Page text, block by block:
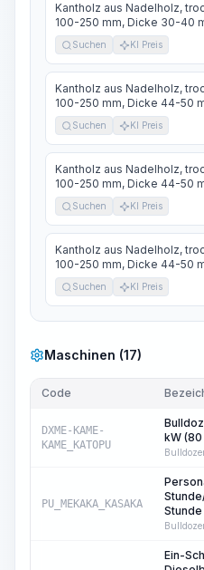
Kantholz aus Nadelholz,
100-250 mm, Dicke 30-40
Suchen KI Preis
Kantholz aus Nadelholz,
100-250 mm, Dicke 44-50
Suchen KI Preis
Kantholz aus Nadelholz,
100-250 mm, Dicke 44-50
Suchen KI Preis
Kantholz aus Nadelholz,
100-250 mm, Dicke 44-50
Suchen KI Preis
Maschinen (17)
Code
DXME-KAME-
KAME_KATOPU
kW (80
PU_MEKAKA_KASAKA
Stunde
Ein-